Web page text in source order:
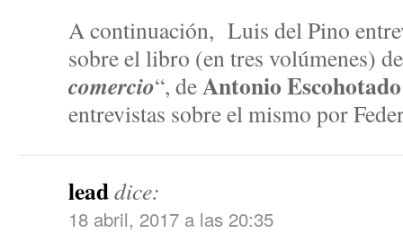
A continuación, Luis del Pino
sobre el libro (en tres volúmenes)
comercio“, deAntonio Escohotado
entrevistas sobre el mismo por
leaddice:
18 abril, 2017 a las 20:35